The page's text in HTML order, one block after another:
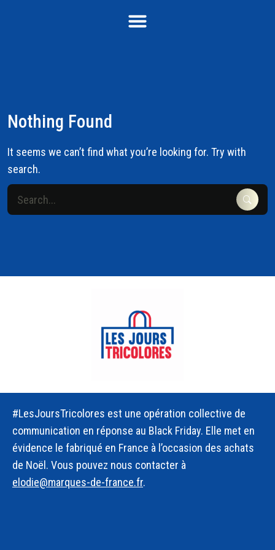
Nothing Found
It seems we can’t find what you’re looking for. Try with
search.
#LesJoursTricolores est une opération collective de
communication en réponse au Black Friday. Elle met en
évidence le fabriqué en France à l’occasion des achats
de Noël. Vous pouvez nous contacter à
elodie@marques-de-france.fr.